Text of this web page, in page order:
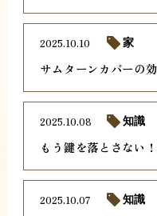
サムターンカバーの
2025.10.10 家
もう鍵を落とさない
2025.10.08 知識
2025.10.07 知識